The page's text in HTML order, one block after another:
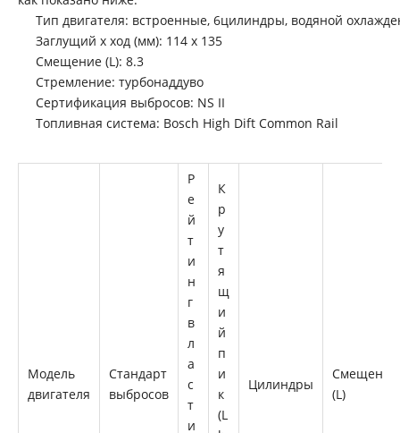
Восстановленный длинный блок Cummins QSC8.3 Восстановленный длинный блок Komatsu 6d114e-3
Восстановленный длинный блок Komatsu 6D114E-3
Тип двигателя: встроенные, 6цилиндры, водяной
Заглущий x ход (мм): 114 x 135
Смещение (L): 8.3
Стремление: турбонаддуво
Сертификация выбросов: NS II
Топливная система: Bosch High Dift Common Rail
Модель
двигателя
Стандарт
выбросов
Р
е
й
т
и
н
г
в
л
а
с
т
и
К
р
у
т
я
щ
и
й
п
и
к
(L
Цилиндры
Смещение
(L)